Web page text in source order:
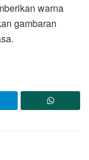
warna
gambaran